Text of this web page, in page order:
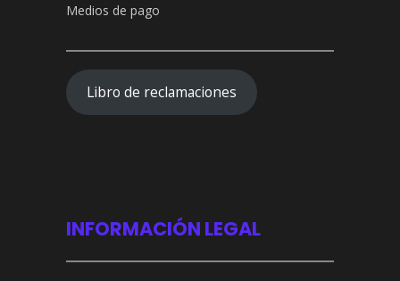
Medios de pago
Libro de reclamaciones
INFORMACIÓN LEGAL